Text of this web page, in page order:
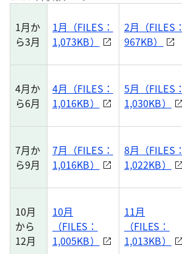
1月か
ら3月
1月（FILES：
1,073KB）
2月（FILES：
967KB）
4月か
ら6月
4月（FILES：
1,016KB）
5月（FILES：
1,030KB）
7月か
ら9月
7月（FILES：
1,016KB）
8月（FILES：
1,022KB）
10月
から
12月
10月
（FILES：
1,005KB）
11月
（FILES：
1,013KB）